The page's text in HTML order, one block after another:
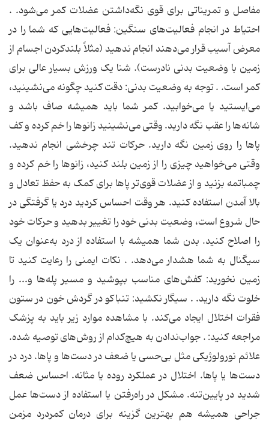
مفاصل و تمریناتی برای قوی نگه‌داشتن عضلات کمر می‌شود. .
احتیاط در انجام فعالیت‌های سنگین: فعالیت‌هایی که شما را در
معرض آسیب قرار می‌دهند انجام ندهید (مثلاً بلندکردن اجسام از
زمین با وضعیت بدنی نادرست). شنا یک ورزش بسیار عالی برای
کمر است. . توجه به وضعیت بدنی: دقت کنید چگونه می‌نشینید،
می‌ایستید یا می‌خوابید. کمر شما باید همیشه صاف باشد و
شانه‌ها را عقب نگه دارید. وقتی می‌نشینید زانوها را خم کرده و کف
پاها را روی زمین نگه دارید. حرکات تند چرخشی انجام ندهید.
وقتی می‌خواهید چیزی را از زمین بلند کنید، زانوها را خم کرده و
چمباتمه بزنید و از عضلات قوی‌تر پاها برای کمک به حفظ تعادل و
بالا آمدن استفاده کنید. هر وقت احساس کردید درد یا گرفتگی در
حال شروع است، وضعیت بدنی خود را تغییر بدهید و حرکات خود
را اصلاح کنید. بدن شما همیشه با استفاده از درد به‌عنوان یک
سیگنال به شما هشدار می‌دهد. . نکات ایمنی را رعایت کنید تا
زمین نخورید: کفش‌های مناسب بپوشید و مسیر پله‌ها و... را
خلوت نگه دارید. . سیگار نکشید: تنباکو در گردش خون در ستون
فقرات اختلال ایجاد می‌کند. با مشاهده موارد زیر باید به پزشک
مراجعه کنید: . جواب‌ندادن به هیچ‌کدام از روش‌های توصیه شده.
علائم نورولوژیکی مثل بی‌حسی یا ضعف در دست‌ها و پاها. درد در
دست‌ها یا پاها. اختلال در عملکرد روده یا مثانه. احساس ضعف
شدید در پایین‌تنه. مشکل در راه‌رفتن یا استفاده از دست‌ها عمل
جراحی همیشه هم بهترین گزینه برای درمان کمردرد مزمن